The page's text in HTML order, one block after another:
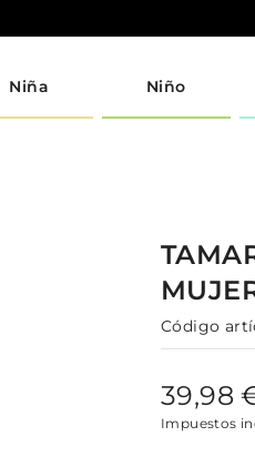
Niña Niño
Código
39,98
Impuestos